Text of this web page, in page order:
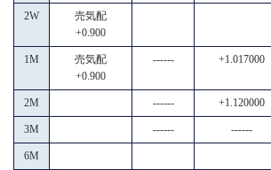
2W
売気配
+0.900
1M
売気配
+0.900
------ +1.017000
2M ------ +1.120000
3M ------ ------
6M